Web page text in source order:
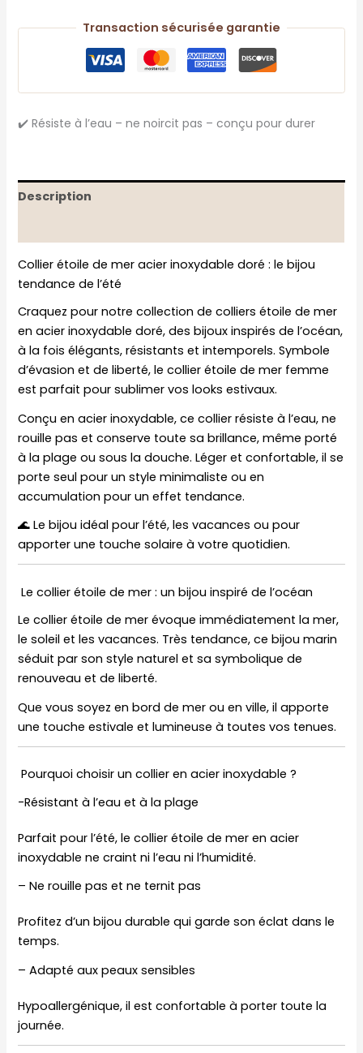
Transaction sécurisée garantie
✔️ Résiste à l’eau – ne noircit pas – conçu pour durer
Description
Collier étoile de mer acier inoxydable doré : le bijou
tendance de l’été
Craquez pour notre collection de colliers étoile de mer
en acier inoxydable doré, des bijoux inspirés de l’océan,
à la fois élégants, résistants et intemporels. Symbole
d’évasion et de liberté, le collier étoile de mer femme
est parfait pour sublimer vos looks estivaux.
Conçu en acier inoxydable, ce collier résiste à l’eau, ne
rouille pas et conserve toute sa brillance, même porté
à la plage ou sous la douche. Léger et confortable, il se
porte seul pour un style minimaliste ou en
accumulation pour un effet tendance.
🌊 Le bijou idéal pour l’été, les vacances ou pour
apporter une touche solaire à votre quotidien.
Le collier étoile de mer : un bijou inspiré de l’océan
Le collier étoile de mer évoque immédiatement la mer,
le soleil et les vacances. Très tendance, ce bijou marin
séduit par son style naturel et sa symbolique de
renouveau et de liberté.
Que vous soyez en bord de mer ou en ville, il apporte
une touche estivale et lumineuse à toutes vos tenues.
Pourquoi choisir un collier en acier inoxydable ?
-Résistant à l’eau et à la plage
Parfait pour l’été, le collier étoile de mer en acier
inoxydable ne craint ni l’eau ni l’humidité.
– Ne rouille pas et ne ternit pas
Profitez d’un bijou durable qui garde son éclat dans le
temps.
– Adapté aux peaux sensibles
Hypoallergénique, il est confortable à porter toute la
journée.